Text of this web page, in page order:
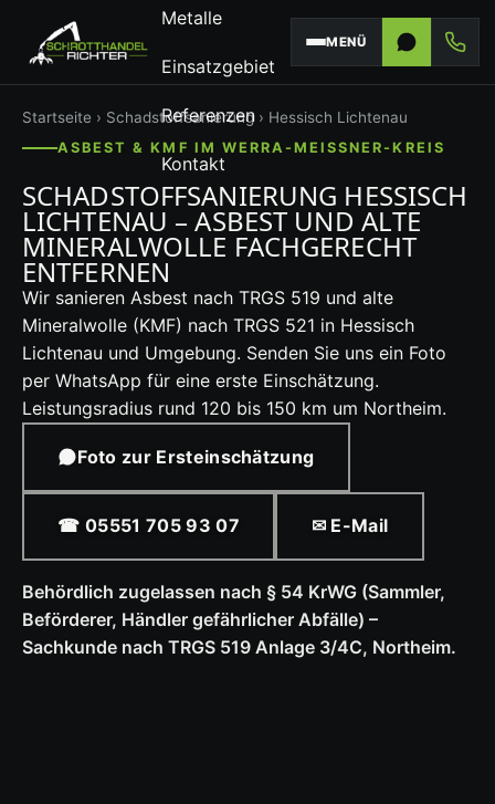
Metalle
Einsatzgebiet
Referenzen
Kontakt
MENÜ
Startseite › Schadstoffsanierung› Hessisch Lichtenau
ASBEST & KMF IM WERRA-MEISSNER-KREIS
SCHADSTOFFSANIERUNG HESSISCH
LICHTENAU – ASBEST UND ALTE
MINERALWOLLE FACHGERECHT
ENTFERNEN
Wir sanieren Asbest nach TRGS 519 und alte
Mineralwolle (KMF) nach TRGS 521 in Hessisch
Lichtenau und Umgebung. Senden Sie uns ein Foto
per WhatsApp für eine erste Einschätzung.
Leistungsradius rund 120 bis 150 km um Northeim.
Foto zur Ersteinschätzung
☎ 05551 705 93 07 ✉ E-Mail
Behördlich zugelassen nach § 54 KrWG (Sammler,
Beförderer, Händler gefährlicher Abfälle) –
Sachkunde nach TRGS 519 Anlage 3/4C, Northeim.